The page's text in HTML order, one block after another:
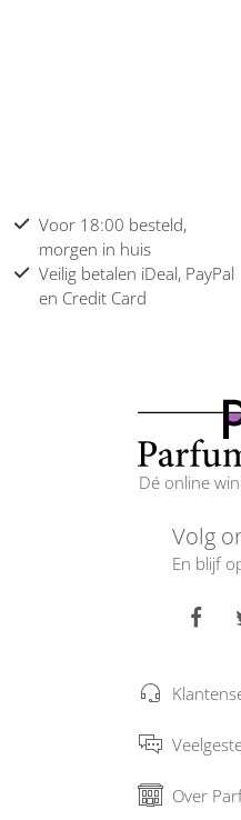
Voor 18:00 besteld,
morgen in huis
Veilig betalen iDeal, PayPal
en Credit Card
Dé online
Volg
En blijf
Over